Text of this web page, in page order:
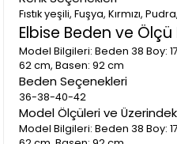
Fıstık yeşili, Fuşya, Kırmızı,
Elbise Beden ve Ölçü
Model Bilgileri: Beden 38 Boy:
62 cm, Basen: 92 cm
Beden Seçenekleri
36-38-40-42
Model Ölçüleri ve
Model Bilgileri: Beden 38 Boy: